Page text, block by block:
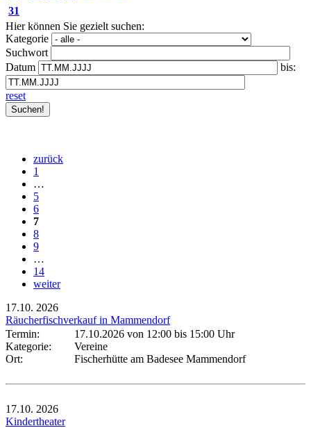
31
Hier können Sie gezielt suchen:
Kategorie
Suchwort
Datum
bis:
reset
zurück
1
…
5
6
7
8
9
…
14
weiter
17.10. 2026
Räucherfischverkauf in Mammendorf
Termin:
17.10.2026 von 12:00 bis 15:00 Uhr
Kategorie:
Vereine
Ort:
Fischerhütte am Badesee Mammendorf
17.10. 2026
Kindertheater